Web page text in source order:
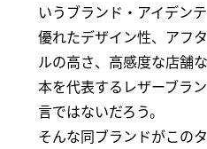
いうブランド・アイデン
優れたデザイン性、アフ
ルの高さ、高感度な店舗
本を代表するレザーブラ
言ではないだろう。
そんな同ブランドがこの